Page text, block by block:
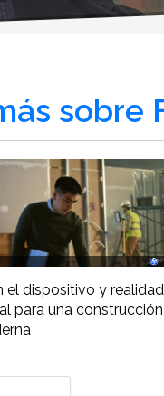
sobre
el dispositivo y realidad
para una construcción